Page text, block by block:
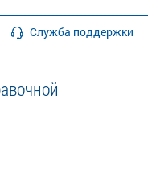
Служба поддержки